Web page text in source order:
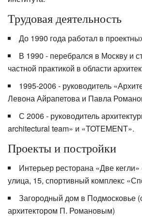
Трудовая деятельность
До 1990 года работал в
В 1990 - перебрался в Москву и
частной практикой в области
1995-2006 - руководитель
Левона Айрапетова и Павла
С 2006 - руководитель
architectural team» и «TOTEMENT».
Проекты и постройки
Интерьер ресторана «Две
улица, 15, спортивный комплекс
Загородный дом в Подмосковье
архитектором П. Романовым)